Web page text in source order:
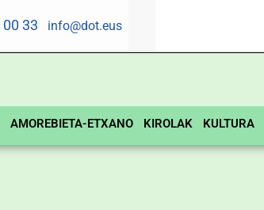
00 33 info@dot.eus
AMOREBIETA-ETXANO KIROLAK KULTURA